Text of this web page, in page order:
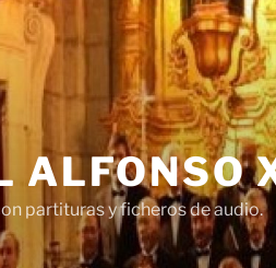
ALFONSO
partituras y ficheros de audio.